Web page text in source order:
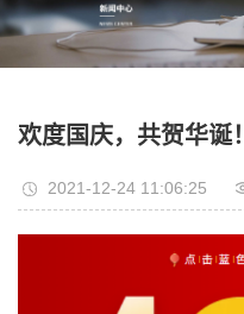
欢度国庆，共贺华诞！
2021-12-24 11:06:25